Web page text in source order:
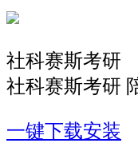
社科赛斯考研
社科赛斯考研
一键下载安装